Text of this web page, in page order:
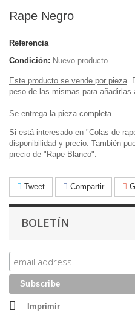
Rape Negro
Referencia
Condición: Nuevo producto
Este producto se vende por pieza
peso de las mismas para añadirlas
Se entrega la pieza completa.
Si está interesado en "Colas de
disponibilidad y precio. También
precio de "Rape Blanco".
Tweet Compartir
BOLETÍN
Imprimir